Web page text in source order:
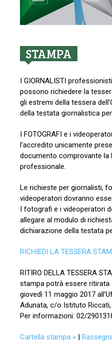
STAMPA
I GIORNALISTI
possono richiedere la
gli estremi della tessera
della testata giornalistica
I FOTOGRAFI e i
l’accredito unicamente
documento comprovante la
professionale.
Le richieste per giornalisti,
videoperatori dovranno
I fotografi e i videoperatori
allegare al modulo di
dichiarazione della testata
RICHIEDI LA TESSERA
RITIRO DELLA TESSERA
stampa potrà essere ritirata
giovedì 11 maggio 2017
Adunata, c/o Istituto
Per informazioni: 02/
Cartella stampa » |